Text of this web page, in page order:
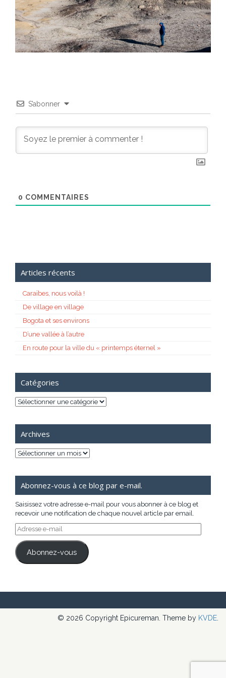
S’abonner
0 COMMENTAIRES
Articles récents
Caraïbes, nous voilà !
De village en village
Bogota et ses environs
D’une vallée à l’autre
En route pour la ville du « printemps éternel »
Catégories
Catégories
Archives
Archives
Abonnez-vous à ce blog par e-mail.
Saisissez votre adresse e-mail pour vous abonner à ce blog et
recevoir une notification de chaque nouvel article par email.
Adresse
e-
mail
Abonnez-vous
© 2026 Copyright Epicureman. Theme by KVDE.